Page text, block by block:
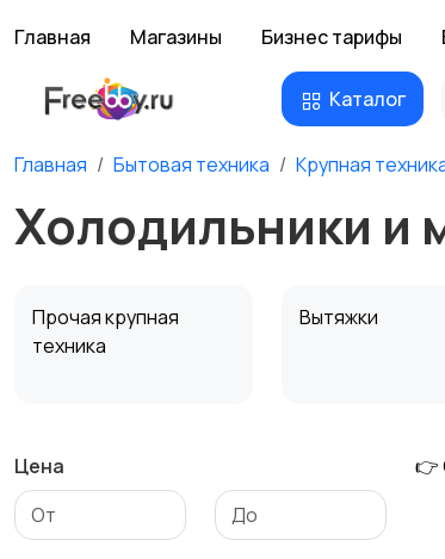
Главная Магазины Бизнес тарифы
Каталог
Главная Бытовая техника Крупная
Холодильники и
Прочая крупная
техника
Вытяжки
Цена 👉